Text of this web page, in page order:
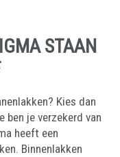
STAAN
Kies dan
ben je verzekerd van
heeft een
Binnenlakken